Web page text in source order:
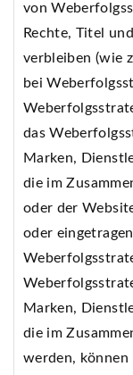
von
Rechte, Titel
verbleiben (wie
bei
das
Marken,
die im
oder der
oder
Marken,
die im
werden,